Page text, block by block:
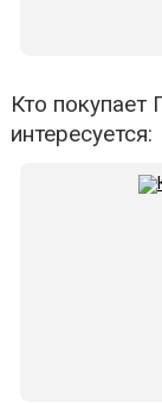
Кто покупает
интересуется: